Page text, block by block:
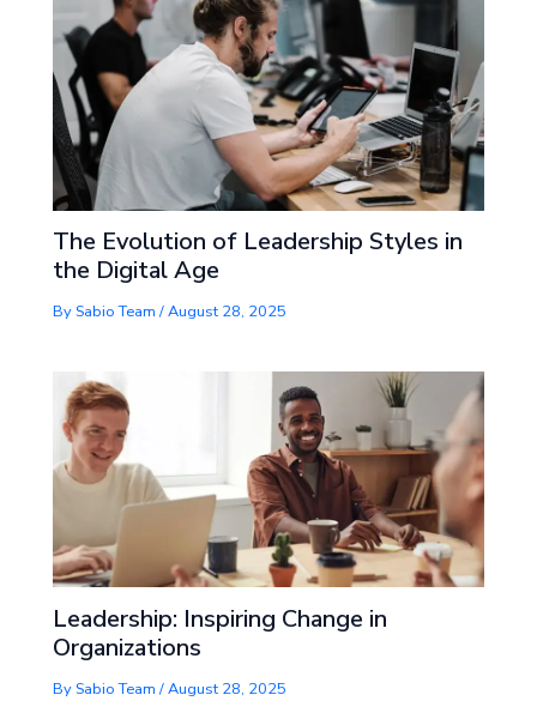
The Evolution of Leadership Styles in
the Digital Age
By Sabio Team/August 28, 2025
Leadership: Inspiring Change in
Organizations
By Sabio Team/August 28, 2025